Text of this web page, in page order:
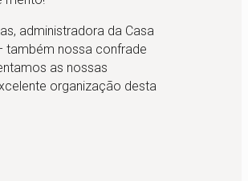
administradora da Casa
também nossa confrade
as nossas
organização desta